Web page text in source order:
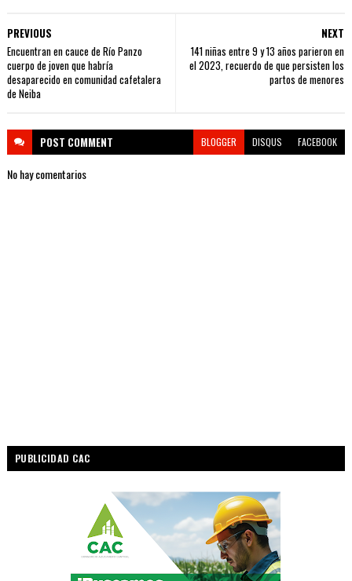
NEXT
141 niñas entre 9 y 13 años parieron en
el 2023, recuerdo de que persisten los
partos de menores
PREVIOUS
Encuentran en cauce de Río Panzo
cuerpo de joven que habría
desaparecido en comunidad cafetalera
de Neiba
POST COMMENT BLOGGER DISQUS FACEBOOK
No hay comentarios
PUBLICIDAD CAC